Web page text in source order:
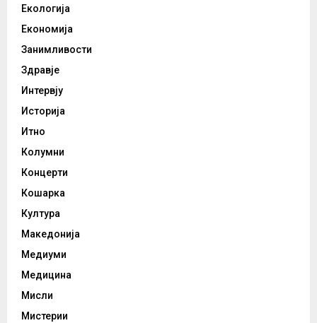
Екологија
Економија
Занимливости
Здравје
Интервју
Историја
Итно
Колумни
Концерти
Кошарка
Култура
Македонија
Медиуми
Медицина
Мисли
Мистерии